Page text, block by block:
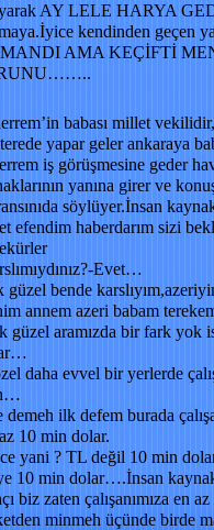
AY LELE HARYA
kendinden
AMA KEÇİFTİ
babası millet
yapar geler ankaraya
iş görüşmesine geder
yanına girer ve
söylüyer.İnsan
efendim haberdarım sizi
Evet…
güzel bende
annem azeri babam
güzel aramızda bir fark yok
daha evvel bir yerlerde
demeh ilk defem burada
10 min dolar.
yani ? TL değil 10 min
10 min dolar….İnsan
biz zaten çalışanımıza en
minmeh üçünde birde